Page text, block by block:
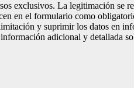
exclusivos. La legitimación se
en el formulario como
y suprimir los datos en
adicional y detallada